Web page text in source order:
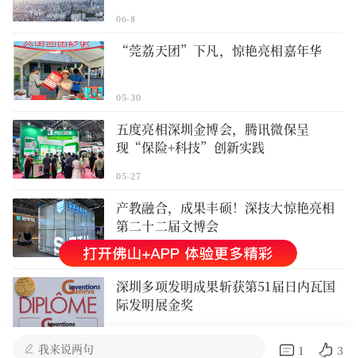
06-8
“莞荔天团”下凡，惊艳亮相嘉年华
05-30
五度亮相深圳金博会，腾讯微保呈
现“保险+科技”创新实践
05-27
产教融合，成果丰硕！深技大惊艳亮相
第二十二届文博会
05-23
深圳多项发明成果斩获第51届日内瓦国
际发明展金奖
1 3